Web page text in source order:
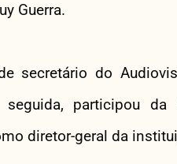
Guerra.
secretário do
participou
diretor-geral da